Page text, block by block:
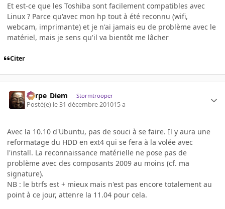
Et est-ce que les Toshiba sont facilement compatibles avec
Linux ? Parce qu'avec mon hp tout à été reconnu (wifi,
webcam, imprimante) et je n'ai jamais eu de problème avec le
matériel, mais je sens qu'il va bientôt me lâcher
Citer
Carpe_Diem Stormtrooper
Posté(e) le 31 décembre 201015 a
Avec la 10.10 d'Ubuntu, pas de souci à se faire. Il y aura une
reformatage du HDD en ext4 qui se fera à la volée avec
l'install. La reconnaissance matérielle ne pose pas de
problème avec des composants 2009 au moins (cf. ma
signature).
NB : le btrfs est + mieux mais n'est pas encore totalement au
point à ce jour, attenre la 11.04 pour cela.